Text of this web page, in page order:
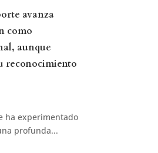
avanza
como
aunque
reconocimiento
ha experimentado
profunda...